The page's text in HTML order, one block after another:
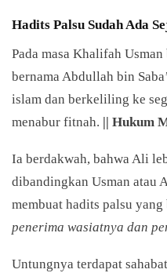
Hadits Palsu Sudah Ada
Pada masa Khalifah
bernama Abdullah bin
islam dan berkeliling ke
menabur fitnah. || Hukum
Ia berdakwah, bahwa Ali
dibandingkan Usman atau
membuat hadits palsu
penerima wasiatnya dan
Untungnya terdapat